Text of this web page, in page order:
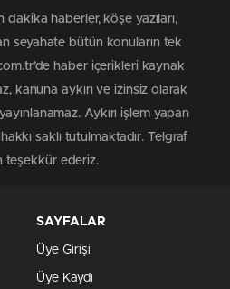
dakika haberler, köşe yazıları,
seyahate bütün konuların tek
haber içerikleri kaynak
kanuna aykırı ve izinsiz olarak
Aykırı işlem yapan
saklı tutulmaktadır. Telgraf
teşekkür ederiz.
SAYFALAR
Üye Girişi
Üye Kaydı